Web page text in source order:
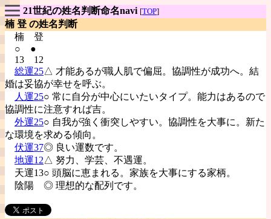
21世紀の姓名判断命名navi [TOP]
楠 登 の姓名判断
楠 登
○ ●
13 12
総運25△ 才能あるが職人肌で偏屈。協調性が成功へ。結
婚は妥協が幸せを呼ぶ。
人運25○ 常に自分が中心にいたいタイプ。能力はあるので
協調性に注意すれば吉。
外運25○ 自我が強く衝突しやすい。協調性を大事に。新た
な環境を求める傾向。
伏運37◎ 良い運数です。
地運12△ 努力、学芸、不遇運。
天運13○ 頭脳に恵まれる。家族を大事にする家柄。
陰陽 ◎ 理想的な配列です。